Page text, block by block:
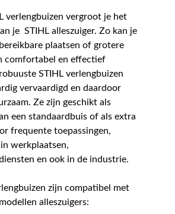
verlengbuizen vergroot je het
je STIHL alleszuiger. Zo kan je
plaatsen of grotere
comfortabel en effectief
STIHL verlengbuizen
vervaardigd en daardoor
Ze zijn geschikt als
een standaardbuis of als extra
frequente toepassingen,
werkplaatsen,
en ook in de industrie.
zijn compatibel met
alleszuigers: